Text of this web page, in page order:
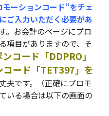
ーションコード”をチェ
ご入力いただく必要があ
。お会計のページにプロ
項目がありますので、そ
コード「DDPRO」
ード「TET397」を
夫です。（正確にプロモ
いる場合は以下の画面の